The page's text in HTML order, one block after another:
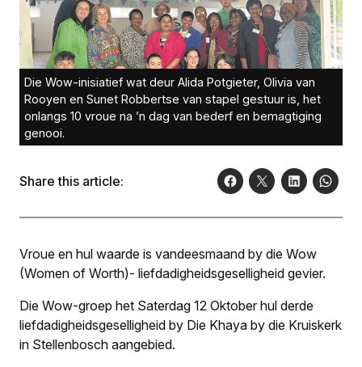
Die Wow-inisiatief wat deur Alida Potgieter, Olivia van
Rooyen en Sunet Robbertse van stapel gestuur is, het
onlangs 10 vroue na ’n dag van bederf en bemagtiging
genooi.
Share this article:
Vroue en hul waarde is vandeesmaand by die Wow
(Women of Worth)- liefdadigheidsgeselligheid gevier.
Die Wow-groep het Saterdag 12 Oktober hul derde
liefdadigheidsgeselligheid by Die Khaya by die Kruiskerk
in Stellenbosch aangebied.